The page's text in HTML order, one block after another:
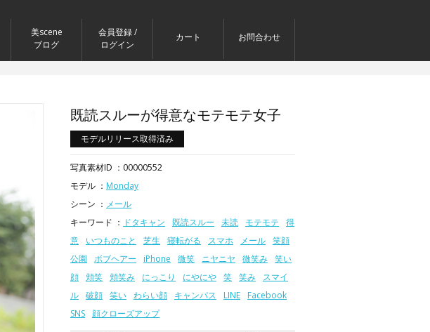
美scene
ブログ
会員登録 /
ログイン
カート お問合わせ
既読スルーが得意なモテモテ女子
モデルリリース取得済み
写真素材ID ：00000552
モデル ： Monday
シーン ： メール
キーワード ： ドタキャン 既読スルー 未読 モテモテ
得
意
いつものこと 芝生 寝転がる スマホ メール 笑顔
公園
ボブヘアー iPhone 微笑 ニヤニヤ 微笑み 笑い
顔 頬笑 頬笑み にっこり にやにや 笑 笑み
スマイ
ル 破顔 笑い わらい顔 キャンパス LINE
Facebook
SNS
顔クローズアップ